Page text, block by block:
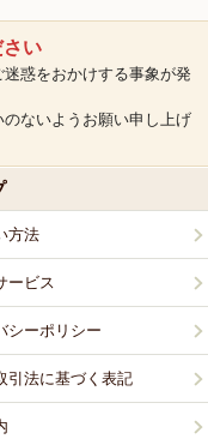
い
惑をおかけする事象が発
ないようお願い申し上げ
方法
ービス
シーポリシー
引法に基づく表記